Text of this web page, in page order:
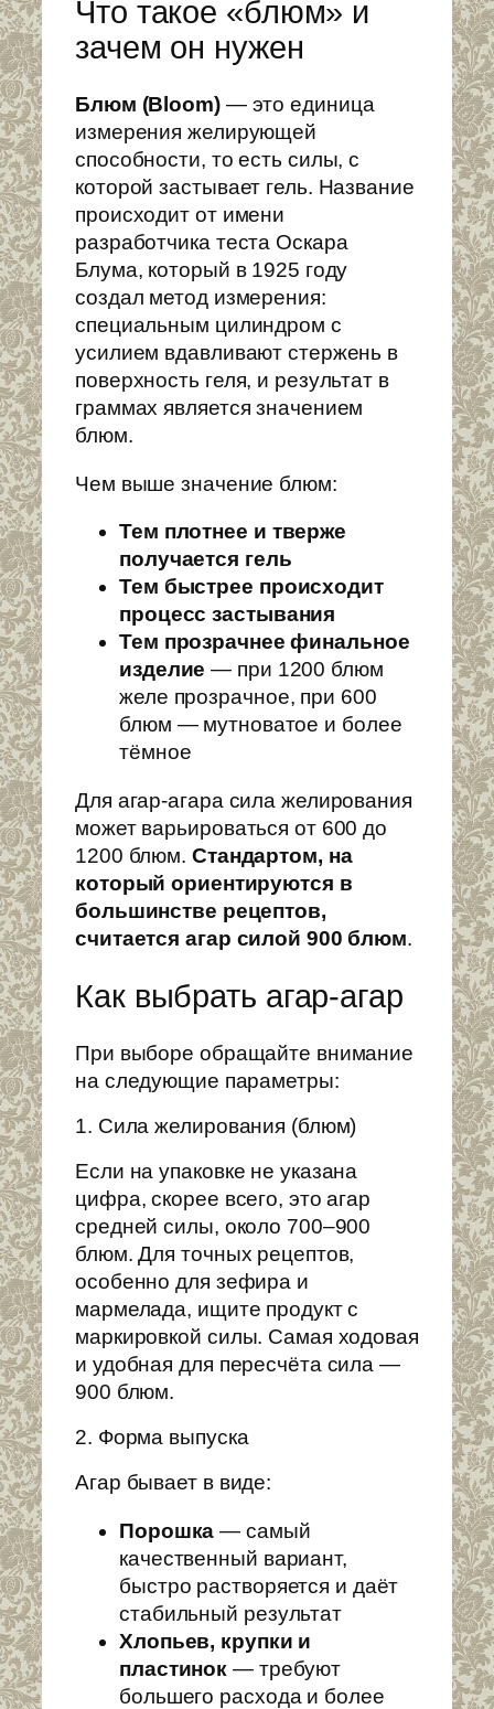
Что такое «блюм» и
зачем он нужен
Блюм (Bloom)— это единица
измерения желирующей
способности, то есть силы, с
которой застывает гель. Название
происходит от имени
разработчика теста Оскара
Блума, который в 1925 году
создал метод измерения:
специальным цилиндром с
усилием вдавливают стержень в
поверхность геля, и результат в
граммах является значением
блюм.
Чем выше значение блюм:
Тем плотнее и тверже
получается гель
Тем быстрее происходит
процесс застывания
Тем прозрачнее финальное
изделие — при 1200 блюм
желе прозрачное, при 600
блюм — мутноватое и более
тёмное
Для агар-агара сила желирования
может варьироваться от 600 до
1200 блюм. Стандартом, на
который ориентируются в
большинстве рецептов,
считается агар силой 900 блюм.
Как выбрать агар-агар
При выборе обращайте внимание
на следующие параметры:
1. Сила желирования (блюм)
Если на упаковке не указана
цифра, скорее всего, это агар
средней силы, около 700–900
блюм. Для точных рецептов,
особенно для зефира и
мармелада, ищите продукт с
маркировкой силы. Самая ходовая
и удобная для пересчёта сила —
900 блюм.
2. Форма выпуска
Агар бывает в виде:
Порошка — самый
качественный вариант,
быстро растворяется и даёт
стабильный результат
Хлопьев, крупки и
пластинок — требуют
большего расхода и более